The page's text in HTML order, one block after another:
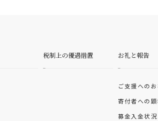
税制上の優遇措置 お礼と報告
ご支援への
寄付者への
募金入金状況